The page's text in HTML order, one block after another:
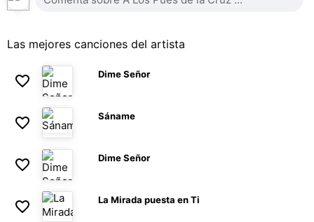
Las mejores canciones del artista
Dime Señor
Sáname
Dime Señor
La Mirada puesta en Ti